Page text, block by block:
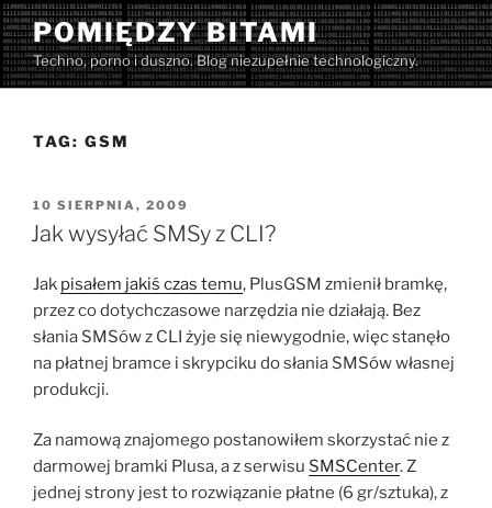
Przejdź
do
treści
POMIĘDZY BITAMI
Techno, porno i duszno. Blog niezupełnie technologiczny.
TAG: GSM
OPUBLIKOWANE
W
10 SIERPNIA, 2009
Jak wysyłać SMSy z CLI?
Jak pisałem jakiś czas temu, PlusGSM zmienił bramkę,
przez co dotychczasowe narzędzia nie działają. Bez
słania SMSów z CLI żyje się niewygodnie, więc stanęło
na płatnej bramce i skrypciku do słania SMSów własnej
produkcji.
Za namową znajomego postanowiłem skorzystać nie z
darmowej bramki Plusa, a z serwisu SMSCenter. Z
jednej strony jest to rozwiązanie płatne (6 gr/sztuka), z